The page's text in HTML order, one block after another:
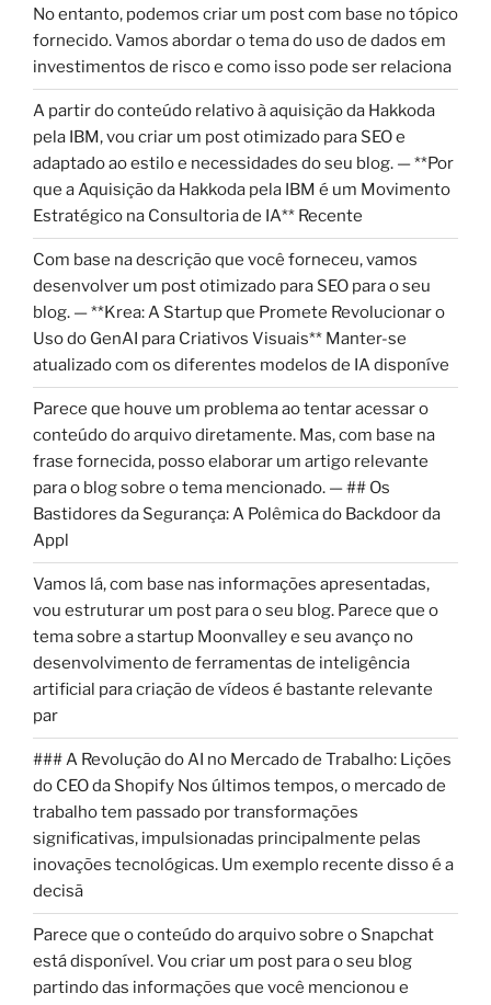
No entanto, podemos criar um post com base no tópico
fornecido. Vamos abordar o tema do uso de dados em
investimentos de risco e como isso pode ser relaciona
A partir do conteúdo relativo à aquisição da Hakkoda
pela IBM, vou criar um post otimizado para SEO e
adaptado ao estilo e necessidades do seu blog. — **Por
que a Aquisição da Hakkoda pela IBM é um Movimento
Estratégico na Consultoria de IA** Recente
Com base na descrição que você forneceu, vamos
desenvolver um post otimizado para SEO para o seu
blog. — **Krea: A Startup que Promete Revolucionar o
Uso do GenAI para Criativos Visuais** Manter-se
atualizado com os diferentes modelos de IA disponíve
Parece que houve um problema ao tentar acessar o
conteúdo do arquivo diretamente. Mas, com base na
frase fornecida, posso elaborar um artigo relevante
para o blog sobre o tema mencionado. — ## Os
Bastidores da Segurança: A Polêmica do Backdoor da
Appl
Vamos lá, com base nas informações apresentadas,
vou estruturar um post para o seu blog. Parece que o
tema sobre a startup Moonvalley e seu avanço no
desenvolvimento de ferramentas de inteligência
artificial para criação de vídeos é bastante relevante
par
### A Revolução do AI no Mercado de Trabalho: Lições
do CEO da Shopify Nos últimos tempos, o mercado de
trabalho tem passado por transformações
significativas, impulsionadas principalmente pelas
inovações tecnológicas. Um exemplo recente disso é a
decisã
Parece que o conteúdo do arquivo sobre o Snapchat
está disponível. Vou criar um post para o seu blog
partindo das informações que você mencionou e